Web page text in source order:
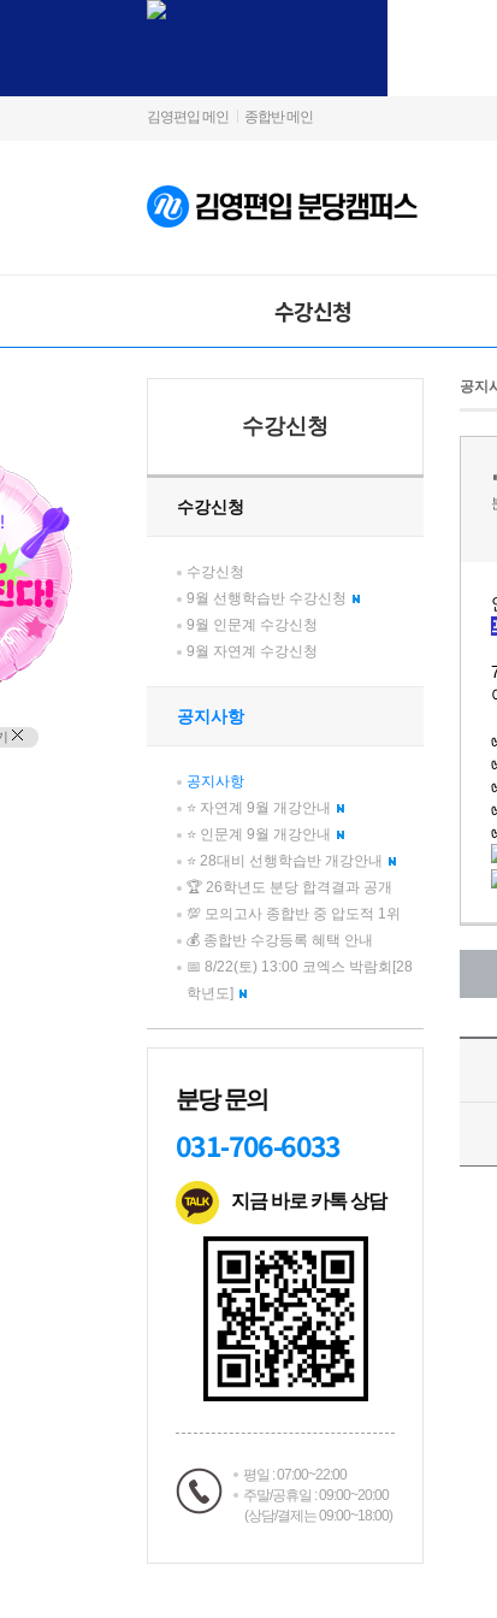
김영편입 메인 종합반 메인
수강신청
수강신청
수강신청
수강신청
9월 선행학습반 수강신청
9월 인문계 수강신청
9월 자연계 수강신청
공지사항
공지사항
⭐ 자연계 9월 개강안내
⭐ 인문계 9월 개강안내
⭐ 28대비 선행학습반 개강안내
🏆 26학년도 분당 합격결과 공개
💯 모의고사 종합반 중 압도적 1위
💰 종합반 수강등록 혜택 안내
📅 8/22(토) 13:00 코엑스 박람회[28
학년도]
분당 문의
031-706-6033
지금 바로 카톡 상담
평일 : 07:00~22:00
주말/공휴일 : 09:00~20:00
(상담/결제는 09:00~18:00)
공지